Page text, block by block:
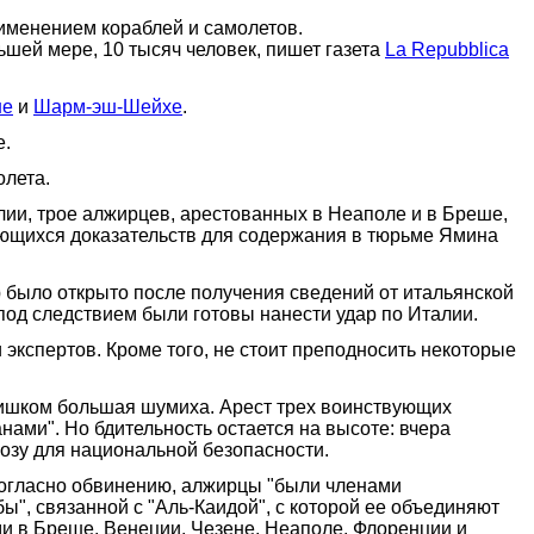
кораблей и самолетов.
мере, 10 тысяч человек, пишет газета La Repubblica
и Шарм-эш-Шейхе.
трое алжирцев, арестованных в Неаполе и в Бреше,
доказательств для содержания в тюрьме Ямина
открыто после получения сведений от итальянской
следствием были готовы нанести удар по Италии.
Кроме того, не стоит преподносить некоторые
большая шумиха. Арест трех воинствующих
Но бдительность остается на высоте: вчера
для национальной безопасности.
обвинению, алжирцы "были членами
связанной с "Аль-Каидой", с которой ее объединяют
в Бреше, Венеции, Чезене, Неаполе, Флоренции и